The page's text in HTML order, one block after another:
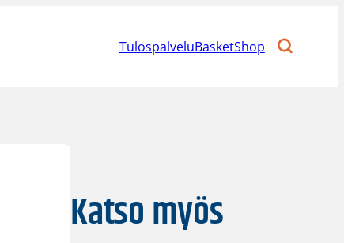
TulospalveluBasketShop
Katso myös